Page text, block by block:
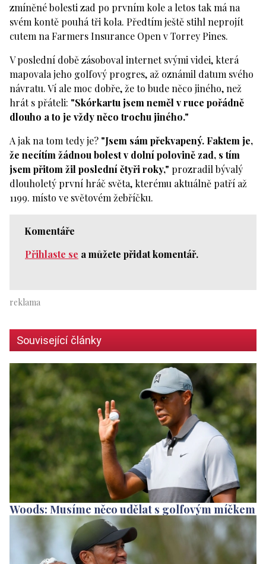
zmíněné bolesti zad po prvním kole a letos tak má na
svém kontě pouhá tři kola. Předtím ještě stihl neprojít
cutem na Farmers Insurance Open v Torrey Pines.
V poslední době zásoboval internet svými videi, která
mapovala jeho golfový progres, až oznámil datum svého
návratu. Ví ale moc dobře, že to bude něco jiného, než
hrát s přáteli: "Skórkartu jsem neměl v ruce pořádně
dlouho a to je vždy něco trochu jiného."
A jak na tom tedy je? "Jsem sám překvapený. Faktem je,
že necítím žádnou bolest v dolní polovině zad, s tím
jsem přitom žil poslední čtyři roky," prozradil bývalý
dlouholetý první hráč světa, kterému aktuálně patří až
1199. místo ve světovém žebříčku.
Komentáře
Přihlaste se a můžete přidat komentář.
Související články
Woods: Musíme něco udělat s golfovým míčkem